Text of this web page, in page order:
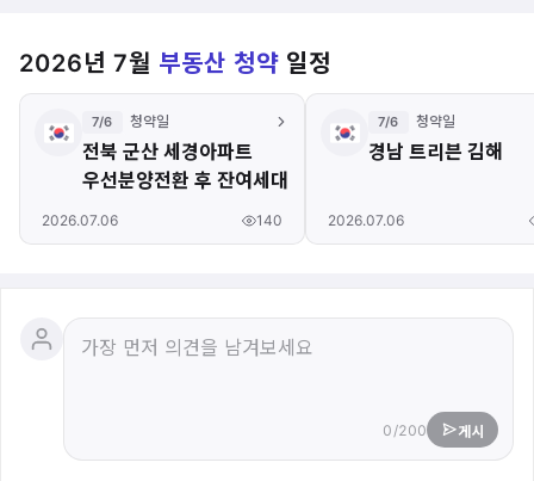
2026년 7월 부동산 청약 일정
7/6 청약일
전북 군산 세경아파트
우선분양전환 후 잔여세대
2026.07.06 140
7/6 청약일
경남 트리븐 김해
2026.07.06
0/200 게시